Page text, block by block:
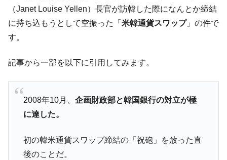
『Money1』
『韓国銀行』が「金の保有量を増やしま
す」⇒「金を経由するドル入手」手段ではないのか？
『Money1』
ル」まで拡大 ⇒ 海外資金の動きに強く左右される状態
『Money1』
韓国･帰ってきた李在明。李在明を支持しな
『Money1』
た ⇒ 国家が行った恐るべき株価操作であり、空前の国政壟
動」
『Money1』 中国だけが鉄鋼輸出を異常増加させる ⇒ 中
（Janet Louise Yellen）長官が訪韓した際になんとか締結
に持ち込もうとして空振った「 米韓通貨スワップ」の件で
す。
記事から一部を以下に引用してみます。
2008年10月、 企画財政部と韓国銀行の対立が極
に達した。
初の韓米通貨スワップ締結の「祝砲」を放った直
後のことだ。